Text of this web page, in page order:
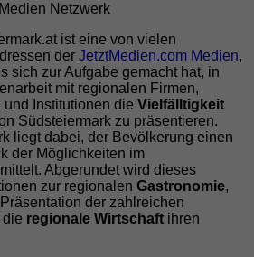
Netzwerk
ist eine von vielen
der JetztMedien.com Medien,
sich zur Aufgabe gemacht hat, in
mit regionalen Firmen,
und Institutionen die Vielfälltigkeit
Südsteiermark zu präsentieren.
liegt dabei, der Bevölkerung einen
der Möglichkeiten im
Abgerundet wird dieses
zur regionalen Gastronomie,
der zahlreichen
regionale Wirtschaft ihren